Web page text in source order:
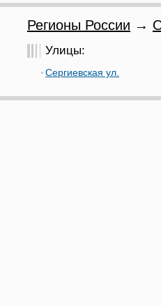
Регионы России →
Улицы:
Сергиевская ул.